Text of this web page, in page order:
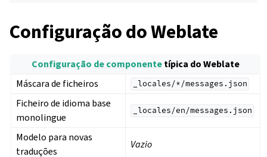
navigation of Instruções de configuração
Configuração do Weblate
Configuração de componentetípica do Weblate
Máscara de ficheiros
_locales/*/messages.json
Ficheiro de idioma base
monolingue
_locales/en/messages.json
Modelo para novas
traduções
Vazio